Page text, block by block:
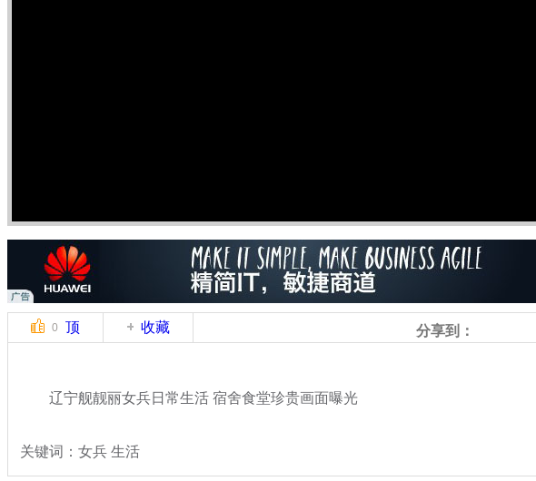
0 顶 收藏 分享到：
辽宁舰靓丽女兵日常生活 宿舍食堂珍贵画面曝光
关键词：女兵 生活